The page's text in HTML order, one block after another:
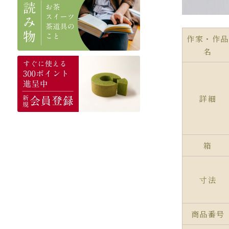
作家・作品
名
詳細
箱
寸法
商品番号